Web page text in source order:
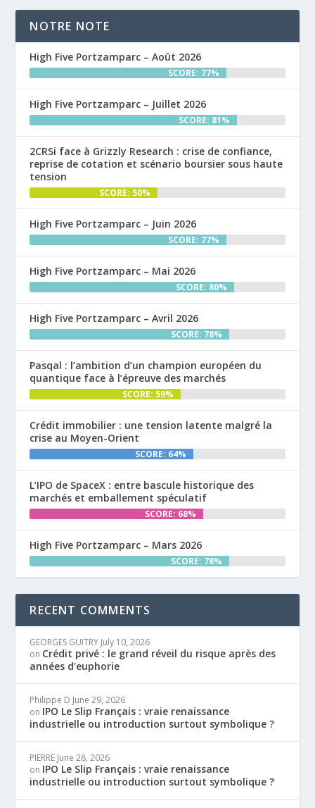
NOTRE NOTE
High Five Portzamparc – Août 2026
SCORE: 77%
High Five Portzamparc – Juillet 2026
SCORE: 81%
2CRSi face à Grizzly Research : crise de confiance,
reprise de cotation et scénario boursier sous haute
tension
SCORE: 50%
High Five Portzamparc – Juin 2026
SCORE: 77%
High Five Portzamparc – Mai 2026
SCORE: 80%
High Five Portzamparc – Avril 2026
SCORE: 78%
Pasqal : l’ambition d’un champion européen du
quantique face à l’épreuve des marchés
SCORE: 59%
Crédit immobilier : une tension latente malgré la
crise au Moyen-Orient
SCORE: 64%
L’IPO de SpaceX : entre bascule historique des
marchés et emballement spéculatif
SCORE: 68%
High Five Portzamparc – Mars 2026
SCORE: 78%
RECENT COMMENTS
GEORGES GUITRY July 10, 2026
on Crédit privé : le grand réveil du risque après des
années d’euphorie
Philippe D June 29, 2026
on IPO Le Slip Français : vraie renaissance
industrielle ou introduction surtout symbolique ?
PIERRE June 28, 2026
on IPO Le Slip Français : vraie renaissance
industrielle ou introduction surtout symbolique ?